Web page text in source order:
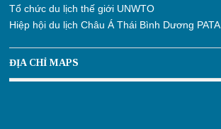
Tổ chức du lịch thế giới UNWTO
Hiệp hội du lịch Châu Á Thái Bình Dương PATA
ĐỊA CHỈ MAPS